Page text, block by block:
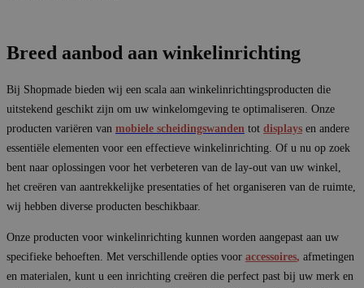
Breed aanbod aan winkelinrichting
Bij Shopmade bieden wij een scala aan winkelinrichtingsproducten die
uitstekend geschikt zijn om uw winkelomgeving te optimaliseren. Onze
producten variëren van mobiele scheidingswanden tot displays en andere
essentiële elementen voor een effectieve winkelinrichting. Of u nu op zoek
bent naar oplossingen voor het verbeteren van de lay-out van uw winkel,
het creëren van aantrekkelijke presentaties of het organiseren van de ruimte,
wij hebben diverse producten beschikbaar.
Onze producten voor winkelinrichting kunnen worden aangepast aan uw
specifieke behoeften. Met verschillende opties voor accessoires, afmetingen
en materialen, kunt u een inrichting creëren die perfect past bij uw merk en